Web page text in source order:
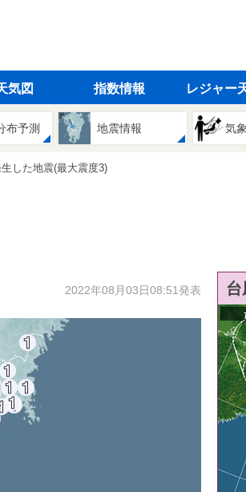
気図 指数情報 レジャー
布予測 地震情報 気
した地震(最大震度3)
2022年08月03日08:51発表